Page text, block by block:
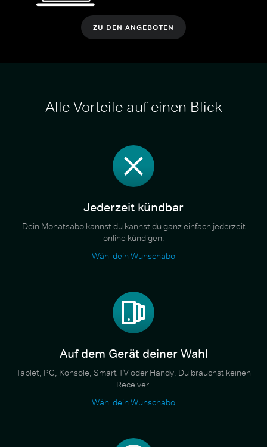
ZU DEN ANGEBOTEN
Alle Vorteile auf einen Blick
Jederzeit kündbar
Dein Monatsabo kannst du kannst du ganz einfach jederzeit
online kündigen.
Wähl dein Wunschabo
Auf dem Gerät deiner Wahl
Tablet, PC, Konsole, Smart TV oder Handy. Du brauchst keinen
Receiver.
Wähl dein Wunschabo